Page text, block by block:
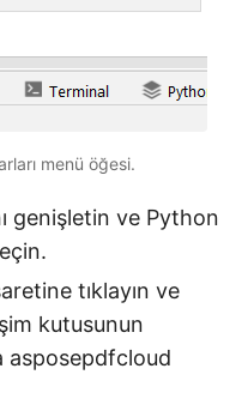
menü öğesi.
genişletin ve Python
tıklayın ve
kutusunun
asposepdfcloud